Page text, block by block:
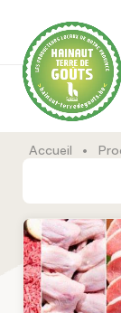
Accueil •